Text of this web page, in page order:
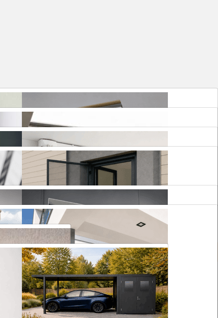
Roletai stogo langams
Plisuotos žaliuzės stogo langams
Elektriniai karnizai
Tinkleliai durims
Panoraminiai vartai